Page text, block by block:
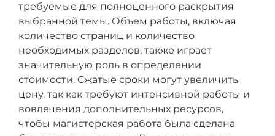
требуемые для полноценного раскрытия
выбранной темы. Объем работы, включая
количество страниц и количество
необходимых разделов, также играет
значительную роль в определении
стоимости. Сжатые сроки могут увеличить
цену, так как требуют интенсивной работы и
вовлечения дополнительных ресурсов,
чтобы магистерская работа была сделана